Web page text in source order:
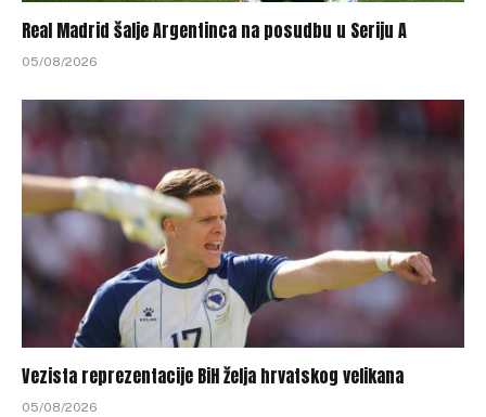
Real Madrid šalje Argentinca na posudbu u Seriju A
05/08/2026
Vezista reprezentacije BiH želja hrvatskog velikana
05/08/2026